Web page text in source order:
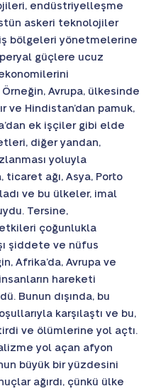
endüstriyelleşme
askeri teknolojiler
bölgeleri yönetmelerine
güçlere ucuz
Avrupa, ülkesinde
ve Hindistan’dan pamuk,
ek işçiler gibi elde
diğer yandan,
yoluyla
ticaret ağı, Asya, Porto
ve bu ülkeler, imal
Tersine,
çoğunlukla
şiddete ve nüfus
Afrika’da, Avrupa ve
hareketi
Bunun dışında, bu
karşılaştı ve bu,
ve ölümlerine yol açtı.
yol açan afyon
büyük bir yüzdesini
ağırdı, çünkü ülke